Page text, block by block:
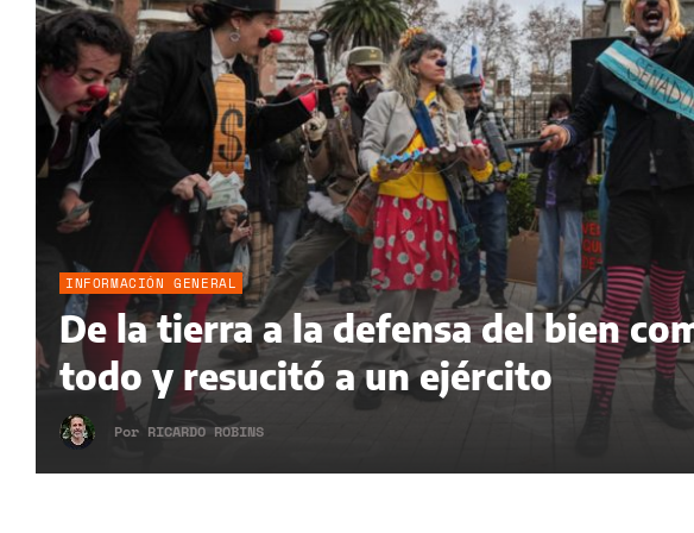
INFORMACIÓN GENERAL
De la tierra a la defensa del bien
todo y resucitó a un ejército
Por RICARDO ROBINS